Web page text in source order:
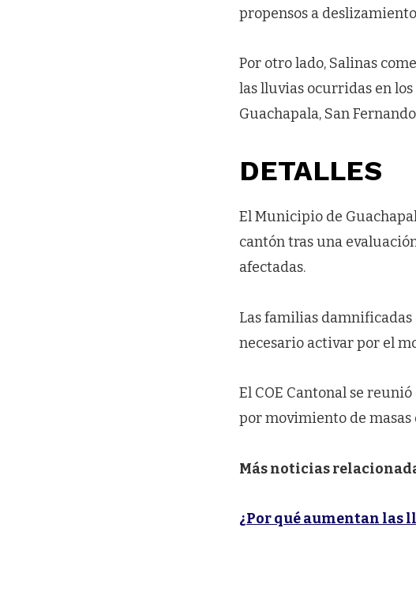
propensos a
Por otro lado, Salinas
las lluvias ocurridas en los
Guachapala, San
DETALLES
El Municipio de
cantón tras una
afectadas.
Las familias damnificadas
necesario activar por el
El COE Cantonal se
por movimiento de
Más noticias
¿Por qué aumentan las